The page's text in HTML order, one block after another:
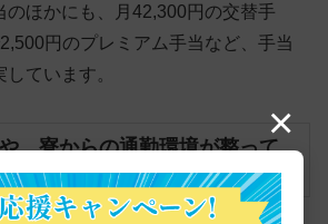
のほかにも、月42,300円の交替手
円のプレミアム手当など、手当
ています。
、寮からの通勤環境が整って
×